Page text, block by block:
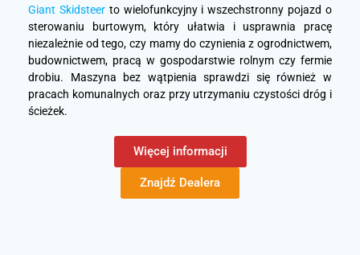
Giant Skidsteerto wielofunkcyjny i wszechstronny pojazd o
sterowaniu burtowym, który ułatwia i usprawnia pracę
niezależnie od tego, czy mamy do czynienia z ogrodnictwem,
budownictwem, pracą w gospodarstwie rolnym czy fermie
drobiu. Maszyna bez wątpienia sprawdzi się również w
pracach komunalnych oraz przy utrzymaniu czystości dróg i
ścieżek.
Więcej informacji
Znajdź Dealera